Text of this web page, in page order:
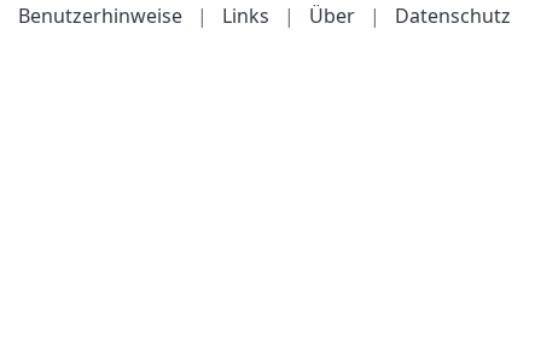
Benutzerhinweise
| Links | Über | Datenschutz